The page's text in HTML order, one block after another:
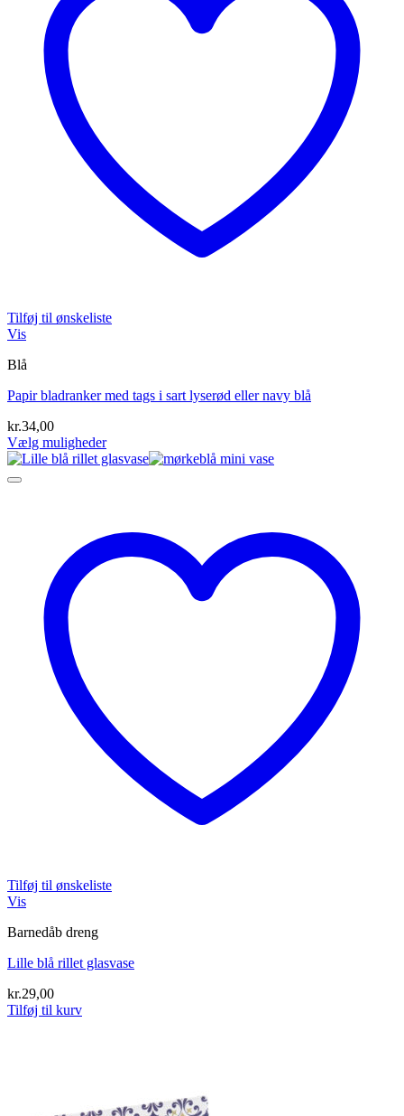
varesiden
Tilføj til ønskeliste
Vis
Blå
Papir bladranker med tags i sart lyserød eller navy blå
kr.34,00
Vælg muligheder
Dette
vare
varesiden
Tilføj til ønskeliste
Vis
Barnedåb dreng
Lille blå rillet glasvase
kr.29,00
Tilføj til kurv